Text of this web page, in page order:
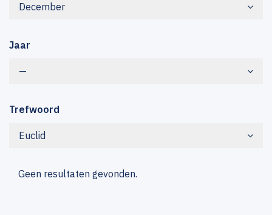
December
Jaar
—
Trefwoord
Euclid
Geen resultaten gevonden.